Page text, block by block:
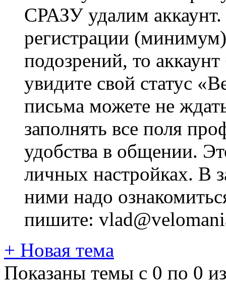
СРАЗУ удалим
регистрации
подозрений, то
увидите свой статус
письма можете не
заполнять все поля
удобства в общении.
личных настройках. В
ними надо
пишите:
+ Новая тема
Показаны темы с 0 по 0